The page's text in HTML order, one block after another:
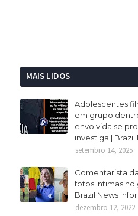
MAIS LIDOS
Adolescentes
em grupo
envolvida se
investiga |
setembro 14, 2025
Comentarista
fotos intimas no
Brazil News
dezembro 12, 2022